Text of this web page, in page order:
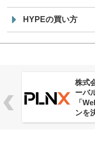
HYPEの買い方
株式
ーバ
「
ンを